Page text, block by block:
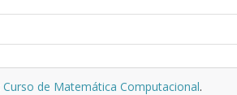
Curso de Matemática Computacional.